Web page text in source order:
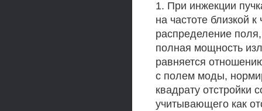
1. При инжекции
на частоте близкой
распределение
полная мощность
равняется
с полем моды,
квадрату отстройки
учитывающего как